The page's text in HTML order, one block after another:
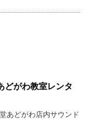
どがわ教室レンタ
あどがわ店内サウンド